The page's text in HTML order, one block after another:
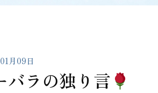
月09日
バラの独り言